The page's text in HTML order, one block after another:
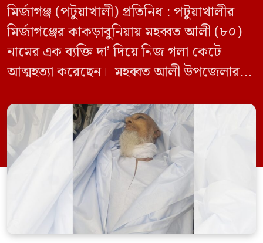
মির্জাগঞ্জ (পটুয়াখালী) প্রতিনিধ : পটুয়াখালীর
মির্জাগঞ্জের কাকড়াবুনিয়ায় মহব্বত আলী (৮০)
নামের এক ব্যক্তি দা’ দিয়ে নিজ গলা কেটে
আত্মহত্যা করেছেন‌। মহব্বত আলী উপজেলার
পুত্র এবং সোনাপুরা সরকারি প্রাথমিক বিদ্যালয়ে
সহকারী শিক্ষক মোঃ ফারুক আলম ও কৃষক
জাকির হাওলাদারের পিতা। জাকির হোসেনের
ছেলে বুলবুল কাকড়াবুনিয়া ইউনিয়নের ১নং
ওয়ার্ডের গ্রাম পুলিশ। জানা […]